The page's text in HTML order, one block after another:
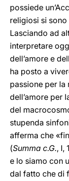
possiede
religiosi si
Lasciando ad
interpretare
dell’amore e
ha posto a
passione per
dell’amore per
del
stupenda
afferma che
(Summa c.G., I,
e lo siamo con
dal fatto che di